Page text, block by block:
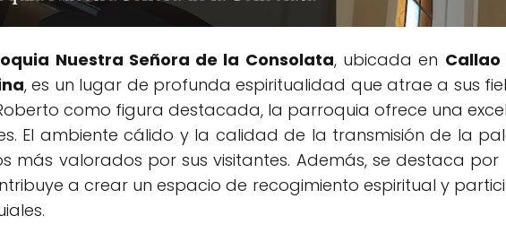
Nuestra Señora de la Consolata, ubicada en Callao
, es un lugar de profunda espiritualidad que atrae a sus
como figura destacada, la parroquia ofrece una
El ambiente cálido y la calidad de la transmisión de la
más valorados por sus visitantes. Además, se destaca
a crear un espacio de recogimiento espiritual y